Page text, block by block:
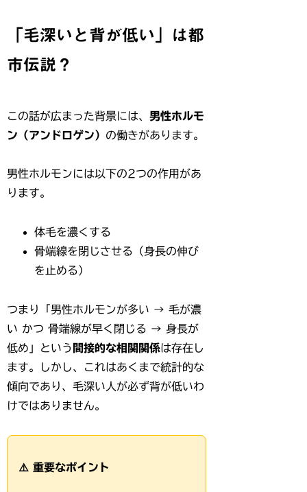
「毛深いと背が低い」は都
市伝説？
この話が広まった背景には、男性ホルモ
ン（アンドロゲン） の働きがあります。
男性ホルモンには以下の2つの作用があ
ります。
体毛を濃くする
骨端線を閉じさせる（身長の伸び
を止める）
つまり「男性ホルモンが多い → 毛が濃
い かつ 骨端線が早く閉じる → 身長が
低め」という 間接的な相関関係は存在し
ます。しかし、これはあくまで統計的な
傾向であり、毛深い人が必ず背が低いわ
けではありません。
⚠️ 重要なポイント